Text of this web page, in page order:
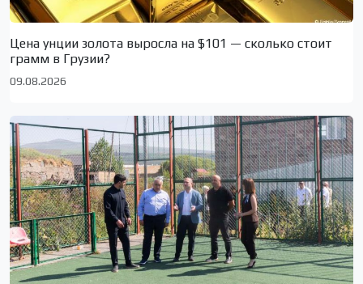
Цена унции золота выросла на $101 — сколько стоит
грамм в Грузии?
09.08.2026